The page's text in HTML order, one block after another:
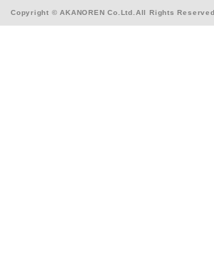
Copyright © AKANOREN Co.Ltd.All Rights Reserved